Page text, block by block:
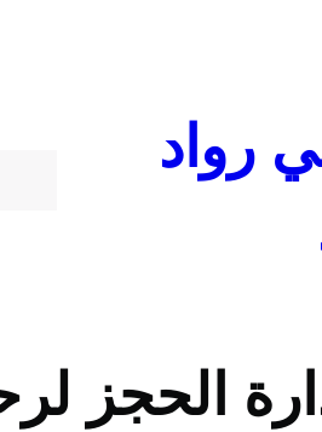
رواد
الحجز